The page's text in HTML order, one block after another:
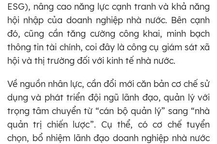
ESG), nâng cao năng lực cạnh tranh và khả năng
hội nhập của doanh nghiệp nhà nước. Bên cạnh
đó, cũng cần tăng cường công khai, minh bạch
thông tin tài chính, coi đây là công cụ giám sát xã
hội và thị trường đối với kinh tế nhà nước.
Về nguồn nhân lực, cần đổi mới căn bản cơ chế sử
dụng và phát triển đội ngũ lãnh đạo, quản lý với
trọng tâm chuyển từ “cán bộ quản lý” sang “nhà
quản trị chiến lược”. Cụ thể, có cơ chế tuyển
chọn, bổ nhiệm lãnh đạo doanh nghiệp nhà nước